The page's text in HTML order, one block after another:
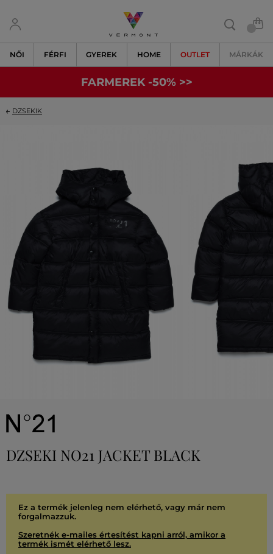
NŐI FÉRFI GYEREK HOME OUTLET MÁRKÁK
FARMEREK -50% >>
DZSEKIK
DZSEKI NO21 JACKET BLACK
Ez a termék jelenleg nem elérhető, vagy már nem
forgalmazzuk.
Szeretnék e-mailes értesítést kapni arról, amikor a
termék ismét elérhető lesz.